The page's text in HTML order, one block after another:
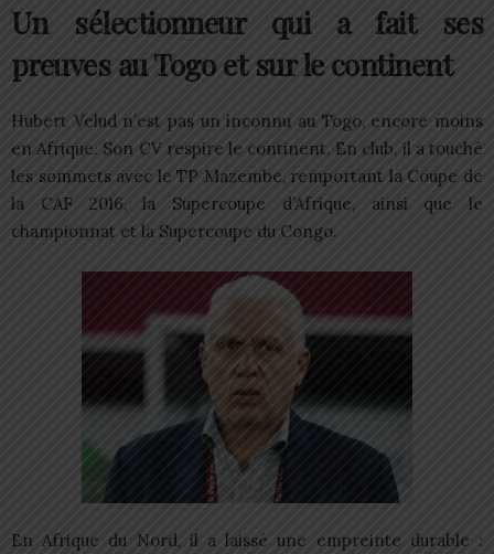
Un sélectionneur qui a fait ses
preuves au Togo et sur le continent
Hubert Velud n’est pas un inconnu au Togo, encore moins
en Afrique. Son CV respire le continent. En club, il a touché
les sommets avec le TP Mazembe, remportant la Coupe de
la CAF 2016, la Supercoupe d’Afrique, ainsi que le
championnat et la Supercoupe du Congo.
En Afrique du Nord, il a laissé une empreinte durable :